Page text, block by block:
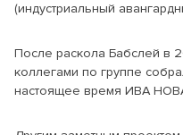
(индустриальный
После раскола Бабслей в
коллегами по группе
настоящее время ИВА